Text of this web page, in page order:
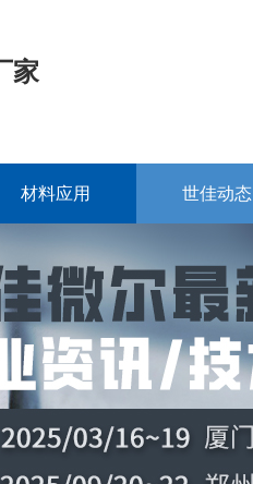
家
材料应用 世佳动态